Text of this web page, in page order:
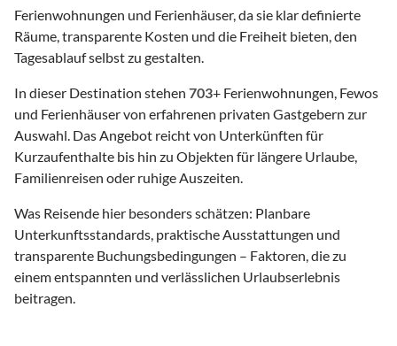
Ferienwohnungen und Ferienhäuser, da sie klar definierte
Räume, transparente Kosten und die Freiheit bieten, den
Tagesablauf selbst zu gestalten.
In dieser Destination stehen 703+ Ferienwohnungen, Fewos
und Ferienhäuser von erfahrenen privaten Gastgebern zur
Auswahl. Das Angebot reicht von Unterkünften für
Kurzaufenthalte bis hin zu Objekten für längere Urlaube,
Familienreisen oder ruhige Auszeiten.
Was Reisende hier besonders schätzen: Planbare
Unterkunftsstandards, praktische Ausstattungen und
transparente Buchungsbedingungen – Faktoren, die zu
einem entspannten und verlässlichen Urlaubserlebnis
beitragen.